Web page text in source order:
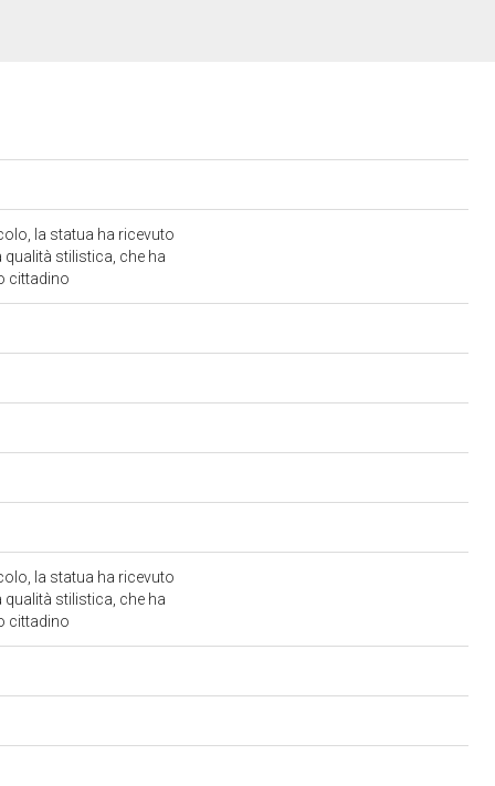
la statua ha ricevuto
stilistica, che ha
cittadino
la statua ha ricevuto
stilistica, che ha
cittadino